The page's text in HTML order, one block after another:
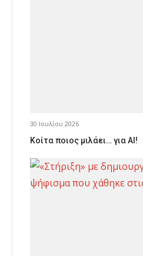
30 Ιουλίου 2026
Κοίτα ποιος μιλάει… για AI!